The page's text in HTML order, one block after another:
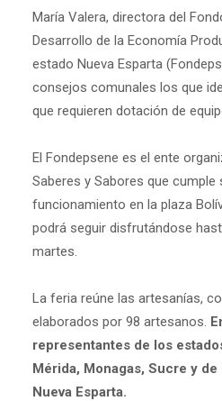
María Valera, directora del
Desarrollo de la Economía
estado Nueva Esparta
consejos comunales los que
que requieren dotación de
El Fondepsene es el ente
Saberes y Sabores que cumple
funcionamiento en la plaza
podrá seguir disfrutándose
martes.
La feria reúne las artesanías,
elaborados por 98 artesanos.
representantes de los
Mérida, Monagas, Sucre y
Nueva Esparta.